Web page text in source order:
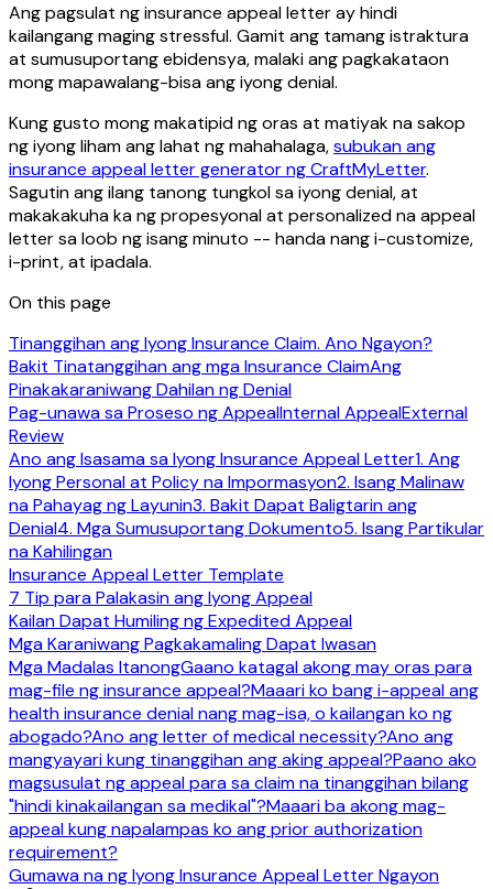
Ang pagsulat ng insurance appeal letter ay hindi
kailangang maging stressful. Gamit ang tamang istraktura
at sumusuportang ebidensya, malaki ang pagkakataon
mong mapawalang-bisa ang iyong denial.
Kung gusto mong makatipid ng oras at matiyak na sakop
ng iyong liham ang lahat ng mahahalaga,subukan ang
insurance appeal letter generator ng CraftMyLetter.
Sagutin ang ilang tanong tungkol sa iyong denial, at
makakakuha ka ng propesyonal at personalized na appeal
letter sa loob ng isang minuto -- handa nang i-customize,
i-print, at ipadala.
On this page
Tinanggihan ang Iyong Insurance Claim. Ano Ngayon?
Bakit Tinatanggihan ang mga Insurance ClaimAng
Pinakakaraniwang Dahilan ng Denial
Pag-unawa sa Proseso ng AppealInternal AppealExternal
Review
Ano ang Isasama sa Iyong Insurance Appeal Letter1. Ang
Iyong Personal at Policy na Impormasyon2. Isang Malinaw
na Pahayag ng Layunin3. Bakit Dapat Baligtarin ang
Denial4. Mga Sumusuportang Dokumento5. Isang Partikular
na Kahilingan
Insurance Appeal Letter Template
7 Tip para Palakasin ang Iyong Appeal
Kailan Dapat Humiling ng Expedited Appeal
Mga Karaniwang Pagkakamaling Dapat Iwasan
Mga Madalas ItanongGaano katagal akong may oras para
mag-file ng insurance appeal?Maaari ko bang i-appeal ang
health insurance denial nang mag-isa, o kailangan ko ng
abogado?Ano ang letter of medical necessity?Ano ang
mangyayari kung tinanggihan ang aking appeal?Paano ako
magsusulat ng appeal para sa claim na tinanggihan bilang
"hindi kinakailangan sa medikal"?Maaari ba akong mag-
appeal kung napalampas ko ang prior authorization
requirement?
Gumawa na ng Iyong Insurance Appeal Letter Ngayon